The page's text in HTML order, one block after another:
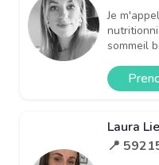
Je
sommeil
Laura
📍